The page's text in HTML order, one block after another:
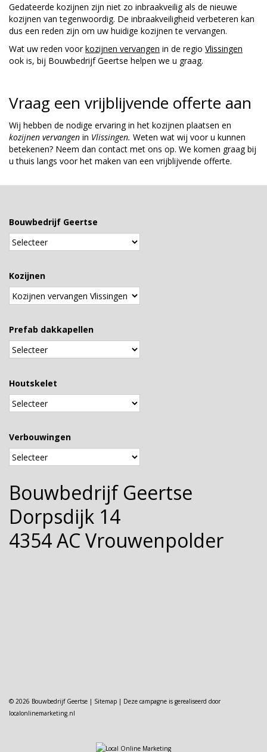
Gedateerde kozijnen zijn niet zo inbraakveilig als de nieuwe
kozijnen van tegenwoordig. De inbraakveiligheid verbeteren kan
dus een reden zijn om uw huidige kozijnen te vervangen.
Wat uw reden voorkozijnen vervangen in de regio Vlissingen
ook is, bij Bouwbedrijf Geertse helpen we u graag.
Vraag een vrijblijvende offerte aan
Wij hebben de nodige ervaring in het kozijnen plaatsen en
kozijnen vervangen in Vlissingen. Weten wat wij voor u kunnen
betekenen? Neem dan contact met ons op. We komen graag bij
u thuis langs voor het maken van een vrijblijvende offerte.
Bouwbedrijf Geertse
Kozijnen
Prefab dakkapellen
Houtskelet
Verbouwingen
Bouwbedrijf Geertse
Dorpsdijk 14
4354 AC Vrouwenpolder
© 2026 Bouwbedrijf Geertse | Sitemap | Deze campagne is gerealiseerd door
localonlinemarketing.nl